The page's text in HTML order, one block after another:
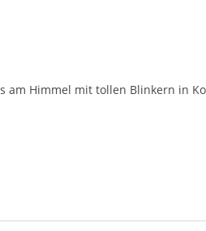
am Himmel mit tollen Blinkern in